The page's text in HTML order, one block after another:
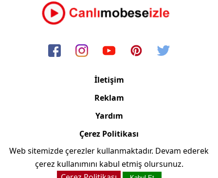
İletişim
Reklam
Yardım
Çerez Politikası
Copyright © 2006/2024 Canlimobeseizle.com
Web sitemizde çerezler kullanmaktadır. Devam ederek
çerez kullanımını kabul etmiş olursunuz.